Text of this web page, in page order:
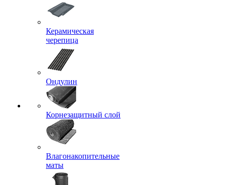
Керамическая
черепица
Ондулин
Корнезащитный слой
Влагонакопительные
маты